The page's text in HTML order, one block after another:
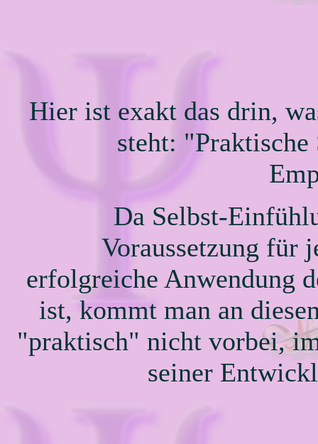
Hier ist exakt das drin,
steht: "Praktische
Da Selbst-
Voraussetzung für
erfolgreiche Anwendung
ist, kommt man an
"praktisch" nicht vorbei,
seiner